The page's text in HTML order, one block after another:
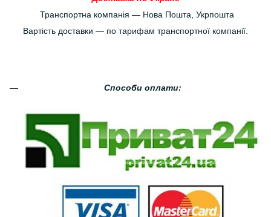
Транспортна компанія — Нова Пошта, Укрпошта
Вартість доставки — по тарифам транспортної компанії.
Способи оплати: